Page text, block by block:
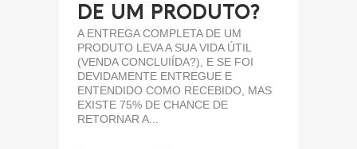
DE UM PRODUTO?
A ENTREGA COMPLETA DE UM
PRODUTO LEVA A SUA VIDA ÚTIL
(VENDA CONCLUIÍDA?), E SE FOI
DEVIDAMENTE ENTREGUE E
ENTENDIDO COMO RECEBIDO, MAS
EXISTE 75% DE CHANCE DE
RETORNAR A...